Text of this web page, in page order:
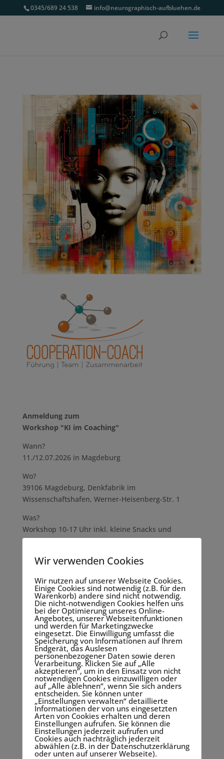
0345/689 24 538 info@neurographisch-aufbluehen.de
Anmeldung zum
Workshop "KI im Coaching"
Wann?
11./12.07.2026 in Magdeburg
Wo?
39106 Magdeburg, Denkfabrik im
Wissenschaftshafen, Werner-Heisenberg-Str. 1
Was?
Workshop 10-17 Uhr inkl. kleine Snacks und
Getränke
hauseigenen Restaurant Daniel's / Selbstzahler)
Kosten
595,00 Euro pro Person zzgl. Mehrwertsteuer (19%)
* Wichtige Hinweise:
Begrenzte TeilnehmerInnenzahl von 8-20 Personen
Anmeldungen werden nach Eingang berücksichtigt
und sind nach vollständiger Zahlung verbindlich.
Stornierungen sind bis 5 Werktage vor Workshop
kostenlos möglich. Freiwerdende Plätze werden aus
der Warteliste nach Eingang der Anmeldungen
besetzt. Bei kurzfristigen Stornierungen, die nicht
durch Nachrücker besetzt werden können, behalten
wir uns vor, nur einen Teilbetrag der Kurskosten
(50%) zurück zu erstatten. Bei Nichterscheinen oder
Abmeldungen am Kurstag ist keine Erstattung
möglich.
Wir verwenden Cookies
Wir nutzen auf unserer Webseite Cookies.
Einige Cookies sind notwendig (z.B. für den
Warenkorb) andere sind nicht notwendig.
Die nicht-notwendigen Cookies helfen uns
bei der Optimierung unseres Online-
Angebotes, unserer Webseitenfunktionen
und werden für Marketingzwecke
eingesetzt. Die Einwilligung umfasst die
Speicherung von Informationen auf Ihrem
Endgerät, das Auslesen
personenbezogener Daten sowie deren
Verarbeitung. Klicken Sie auf „Alle
akzeptieren“, um in den Einsatz von nicht
notwendigen Cookies einzuwilligen oder
auf „Alle ablehnen“, wenn Sie sich anders
entscheiden. Sie können unter
„Einstellungen verwalten“ detaillierte
Informationen der von uns eingesetzten
Arten von Cookies erhalten und deren
Einstellungen aufrufen. Sie können die
Einstellungen jederzeit aufrufen und
Cookies auch nachträglich jederzeit
abwählen (z.B. in der Datenschutzerklärung
oder unten auf unserer Webseite).